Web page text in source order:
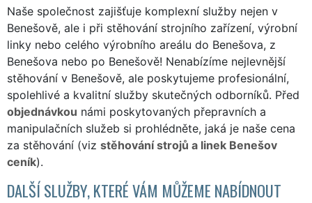
Naše společnost zajišťuje komplexní služby nejen v
Benešově, ale i při stěhování strojního zařízení, výrobní
linky nebo celého výrobního areálu do Benešova, z
Benešova nebo po Benešově! Nenabízíme nejlevnější
stěhování v Benešově, ale poskytujeme profesionální,
spolehlivé a kvalitní služby skutečných odborníků. Před
objednávkou námi poskytovaných přepravních a
manipulačních služeb si prohlédněte, jaká je naše cena
za stěhování (viz stěhování strojů a linek Benešov
ceník).
DALŠÍ SLUŽBY, KTERÉ VÁM MŮŽEME NABÍDNOUT